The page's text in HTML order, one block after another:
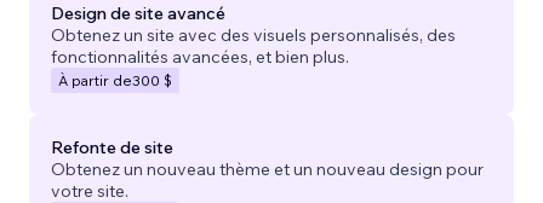
Design de site avancé
Obtenez un site avec des visuels personnalisés, des
fonctionnalités avancées, et bien plus.
À partir de300 $
Refonte de site
Obtenez un nouveau thème et un nouveau design pour
votre site.